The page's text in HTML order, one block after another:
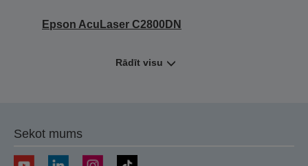
Epson AcuLaser C2800DN
Rādīt visu
Sekot mums